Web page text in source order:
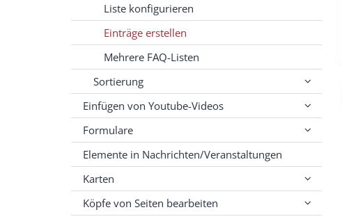
Liste konfigurieren
Einträge erstellen
Mehrere FAQ-Listen
Sortierung
Einfügen von Youtube-Videos
Formulare
Elemente in Nachrichten/Veranstaltungen
Karten
Köpfe von Seiten bearbeiten